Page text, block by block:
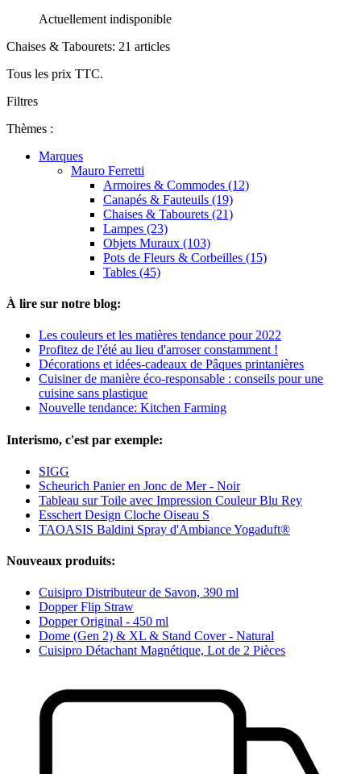
Actuellement indisponible
Chaises & Tabourets: 21 articles
Tous les prix TTC.
Filtres
Thèmes :
Marques
Mauro Ferretti
Armoires & Commodes (12)
Canapés & Fauteuils (19)
Chaises & Tabourets (21)
Lampes (23)
Objets Muraux (103)
Pots de Fleurs & Corbeilles (15)
Tables (45)
À lire sur notre blog:
Les couleurs et les matières tendance pour 2022
Profitez de l'été au lieu d'arroser constamment !
Décorations et idées-cadeaux de Pâques printanières
Cuisiner de manière éco-responsable : conseils pour une
cuisine sans plastique
Nouvelle tendance: Kitchen Farming
Interismo, c'est par exemple:
SIGG
Scheurich Panier en Jonc de Mer - Noir
Tableau sur Toile avec Impression Couleur Blu Rey
Esschert Design Cloche Oiseau S
TAOASIS Baldini Spray d'Ambiance Yogaduft®
Nouveaux produits:
Cuisipro Distributeur de Savon, 390 ml
Dopper Flip Straw
Dopper Original - 450 ml
Dome (Gen 2) & XL & Stand Cover - Natural
Cuisipro Détachant Magnétique, Lot de 2 Pièces